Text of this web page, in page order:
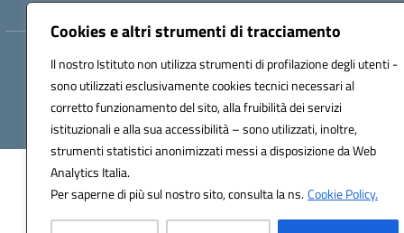
Cookies e altri strumenti di tracciamento
Il nostro Istituto non utilizza strumenti di profilazione degli utenti -
sono utilizzati esclusivamente cookies tecnici necessari al
corretto funzionamento del sito, alla fruibilità dei servizi
istituzionali e alla sua accessibilità – sono utilizzati, inoltre,
strumenti statistici anonimizzati messi a disposizione da Web
Analytics Italia.
Per saperne di più sul nostro sito, consulta la ns.Cookie Policy.
Hosting & Powered by 3D Solution S.r.l.
Concept & Design by Designers Italia